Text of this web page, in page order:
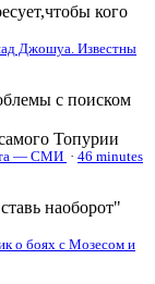
кого
Джошуа. Известны
с поиском
Топурии
— СМИ · 46 minutes
наоборот"
о боях с Мозесом и